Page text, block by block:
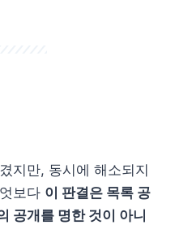
지만, 동시에 해소되지
보다 이 판결은 목록 공
공개를 명한 것이 아니